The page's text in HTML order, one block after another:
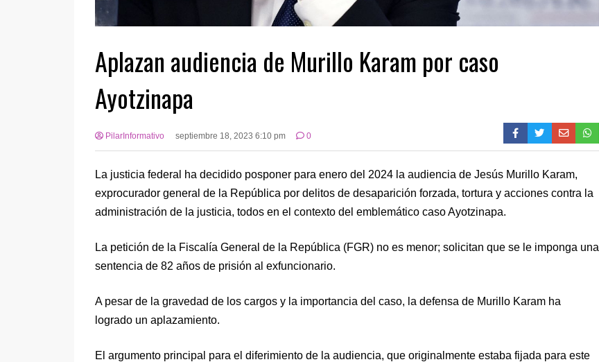
Aplazan audiencia de Murillo Karam por caso
Ayotzinapa
PilarInformativo septiembre 18, 2023 6:10 pm 0
La justicia federal ha decidido posponer para enero del 2024 la audiencia de Jesús Murillo Karam,
exprocurador general de la República por delitos de desaparición forzada, tortura y acciones contra la
administración de la justicia, todos en el contexto del emblemático caso Ayotzinapa.
La petición de la Fiscalía General de la República (FGR) no es menor; solicitan que se le imponga una
sentencia de 82 años de prisión al exfuncionario.
A pesar de la gravedad de los cargos y la importancia del caso, la defensa de Murillo Karam ha
logrado un aplazamiento.
El argumento principal para el diferimiento de la audiencia, que originalmente estaba fijada para este